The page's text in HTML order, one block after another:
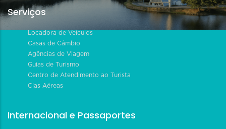
Serviços
Locadora de Veículos
Casas de Câmbio
Agências de Viagem
Guias de Turismo
Centro de Atendimento ao Turista
Cias Aéreas
Internacional e Passaportes